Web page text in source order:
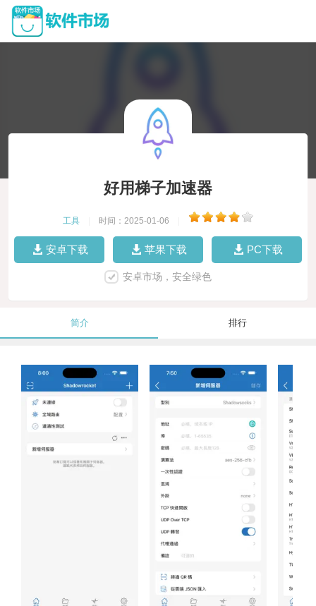
好用梯子加速器
工具 时间：2025-01-06
安卓下载 苹果下载 PC下载
安卓市场，安全绿色
简介 排行